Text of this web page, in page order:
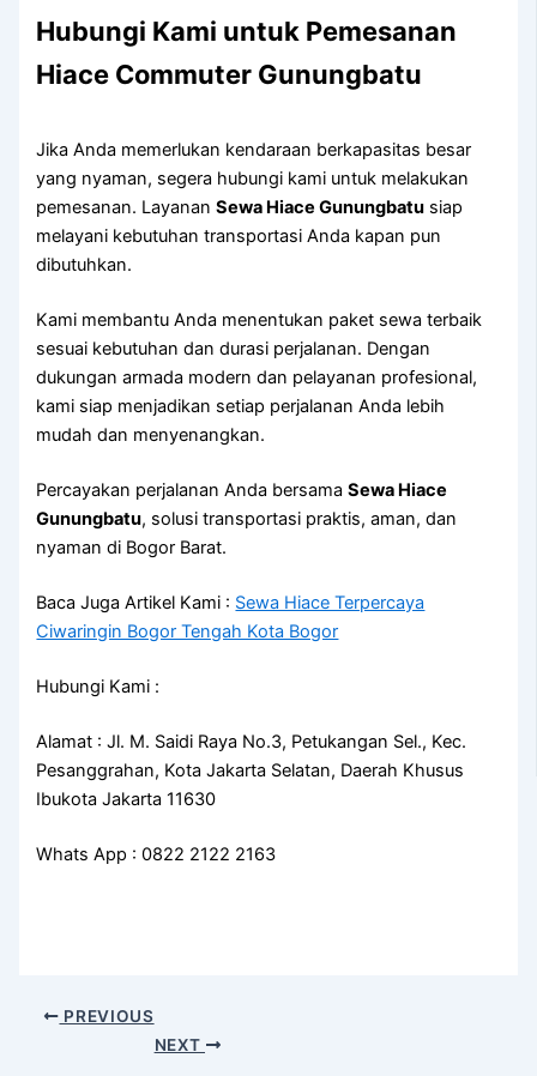
Hubungi Kami untuk Pemesanan
Hiace Commuter Gunungbatu
Jika Anda memerlukan kendaraan berkapasitas besar
yang nyaman, segera hubungi kami untuk melakukan
pemesanan. LayananSewa Hiace Gunungbatu siap
melayani kebutuhan transportasi Anda kapan pun
dibutuhkan.
Kami membantu Anda menentukan paket sewa terbaik
sesuai kebutuhan dan durasi perjalanan. Dengan
dukungan armada modern dan pelayanan profesional,
kami siap menjadikan setiap perjalanan Anda lebih
mudah dan menyenangkan.
Percayakan perjalanan Anda bersamaSewa Hiace
Gunungbatu, solusi transportasi praktis, aman, dan
nyaman di Bogor Barat.
Baca Juga Artikel Kami : Sewa Hiace Terpercaya
Ciwaringin Bogor Tengah Kota Bogor
Hubungi Kami :
Alamat : Jl. M. Saidi Raya No.3, Petukangan Sel., Kec.
Pesanggrahan, Kota Jakarta Selatan, Daerah Khusus
Ibukota Jakarta 11630
Whats App : 0822 2122 2163
PREVIOUS
NEXT